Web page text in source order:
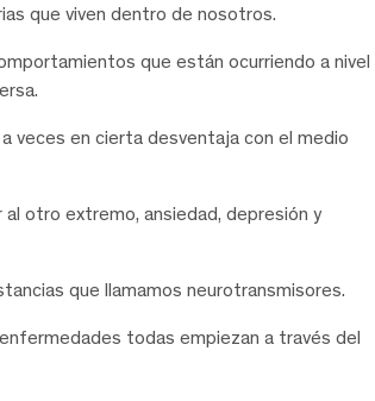
que viven dentro de nosotros.
que están ocurriendo a nivel
veces en cierta desventaja con el medio
al otro extremo, ansiedad, depresión y
que llamamos neurotransmisores.
todas empiezan a través del